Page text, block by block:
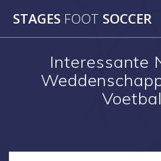
to
STAGES FOOT SOCCER
Interessante
Voetbal